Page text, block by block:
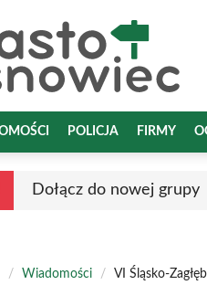
POLICJA FIRMY
Dołącz do nowej grupy
/ Wiadomości /
VI Śląsko-